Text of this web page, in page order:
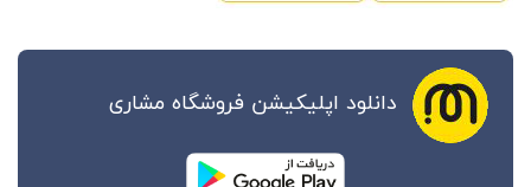
دانلود اپلیکیشن فروشگاه مشاری